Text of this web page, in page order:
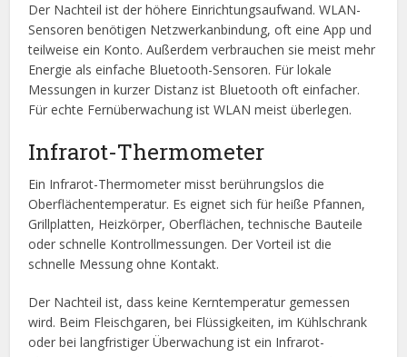
Der Nachteil ist der höhere Einrichtungsaufwand. WLAN-
Sensoren benötigen Netzwerkanbindung, oft eine App und
teilweise ein Konto. Außerdem verbrauchen sie meist mehr
Energie als einfache Bluetooth-Sensoren. Für lokale
Messungen in kurzer Distanz ist Bluetooth oft einfacher.
Für echte Fernüberwachung ist WLAN meist überlegen.
Infrarot-Thermometer
Ein Infrarot-Thermometer misst berührungslos die
Oberflächentemperatur. Es eignet sich für heiße Pfannen,
Grillplatten, Heizkörper, Oberflächen, technische Bauteile
oder schnelle Kontrollmessungen. Der Vorteil ist die
schnelle Messung ohne Kontakt.
Der Nachteil ist, dass keine Kerntemperatur gemessen
wird. Beim Fleischgaren, bei Flüssigkeiten, im Kühlschrank
oder bei langfristiger Überwachung ist ein Infrarot-